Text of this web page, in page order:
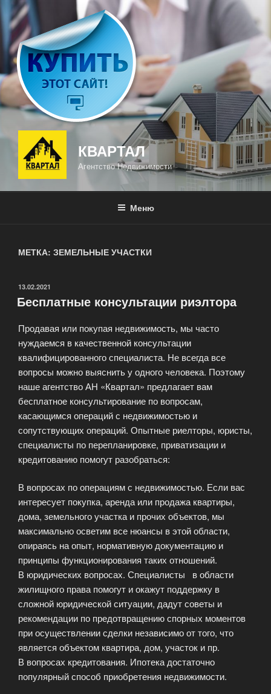
Перейти
содержимому
КВАРТАЛ
Агентство Недвижимости
Меню
МЕТКА: ЗЕМЕЛЬНЫЕ УЧАСТКИ
ОПУБЛИКОВАНО
13.02.2021
Бесплатные консультации риэлтора
Продавая или покупая недвижимость, мы часто
нуждаемся в качественной консультации
квалифицированного специалиста. Не всегда все
вопросы можно выяснить у одного человека. Поэтому
наше агентство АН «Квартал» предлагает вам
бесплатное консультирование по вопросам,
касающимся операций с недвижимостью и
сопутствующих операций. Опытные риелторы, юристы,
специалисты по перепланировке, приватизации и
кредитованию помогут разобраться:
В вопросах по операциям с недвижимостью. Если вас
интересует покупка, аренда или продажа квартиры,
дома, земельного участка и прочих объектов, мы
максимально осветим все нюансы в этой области,
опираясь на опыт, нормативную документацию и
принципы функционирования таких отношений.
В юридических вопросах. Специалисты в области
жилищного права помогут и окажут поддержку в
сложной юридической ситуации, дадут советы и
рекомендации по предотвращению спорных моментов
при осуществлении сделки независимо от того, что
является объектом квартира, дом, участок и пр.
В вопросах кредитования. Ипотека достаточно
популярный способ приобретения недвижимости.